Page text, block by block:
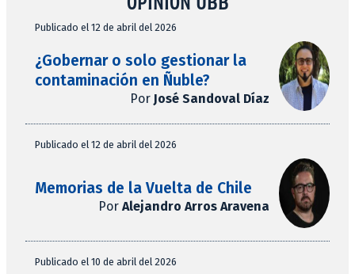
Publicado el 12 de abril del 2026
¿Gobernar o solo gestionar la
contaminación en Ñuble?
Por José Sandoval Díaz
Publicado el 12 de abril del 2026
Memorias de la Vuelta de Chile
Por Alejandro Arros Aravena
Publicado el 10 de abril del 2026